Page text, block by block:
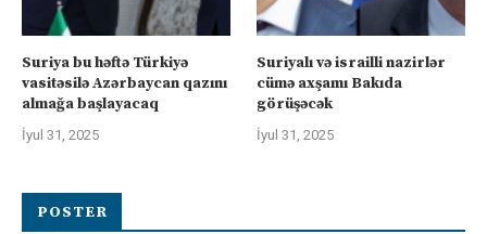
Suriya bu həftə Türkiyə
vasitəsilə Azərbaycan qazını
almağa başlayacaq
İyul 31, 2025
Suriyalı və israilli nazirlər
cümə axşamı Bakıda
görüşəcək
İyul 31, 2025
POSTER